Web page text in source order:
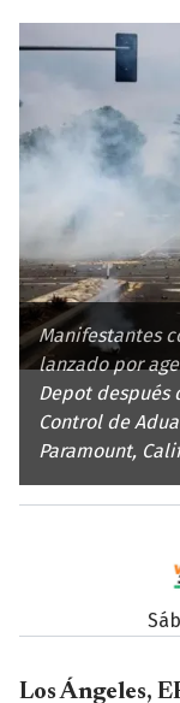
Manifestantes
lanzado por
Depot después
Control de
Paramount,
Los Ángeles,